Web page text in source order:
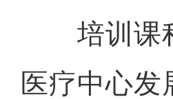
培训课程
医疗中心